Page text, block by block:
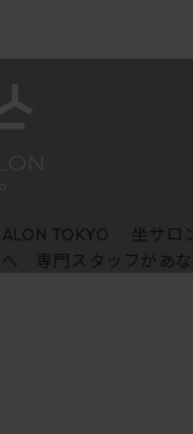
TOKYO
坐サロ
専門スタッフがあな